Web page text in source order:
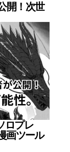
開！次世
ロプレ
画ツール